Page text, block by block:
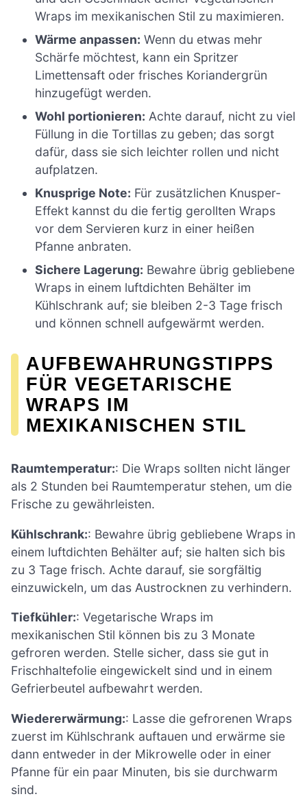
Wraps im mexikanischen Stil zu maximieren.
Wärme anpassen: Wenn du etwas mehr
Schärfe möchtest, kann ein Spritzer
Limettensaft oder frisches Koriandergrün
hinzugefügt werden.
Wohl portionieren: Achte darauf, nicht zu viel
Füllung in die Tortillas zu geben; das sorgt
dafür, dass sie sich leichter rollen und nicht
aufplatzen.
Knusprige Note: Für zusätzlichen Knusper-
Effekt kannst du die fertig gerollten Wraps
vor dem Servieren kurz in einer heißen
Pfanne anbraten.
Sichere Lagerung: Bewahre übrig gebliebene
Wraps in einem luftdichten Behälter im
Kühlschrank auf; sie bleiben 2-3 Tage frisch
und können schnell aufgewärmt werden.
AUFBEWAHRUNGSTIPPS
FÜR VEGETARISCHE
WRAPS IM
MEXIKANISCHEN STIL
Raumtemperatur:: Die Wraps sollten nicht länger
als 2 Stunden bei Raumtemperatur stehen, um die
Frische zu gewährleisten.
Kühlschrank:: Bewahre übrig gebliebene Wraps in
einem luftdichten Behälter auf; sie halten sich bis
zu 3 Tage frisch. Achte darauf, sie sorgfältig
einzuwickeln, um das Austrocknen zu verhindern.
Tiefkühler:: Vegetarische Wraps im
mexikanischen Stil können bis zu 3 Monate
gefroren werden. Stelle sicher, dass sie gut in
Frischhaltefolie eingewickelt sind und in einem
Gefrierbeutel aufbewahrt werden.
Wiedererwärmung:: Lasse die gefrorenen Wraps
zuerst im Kühlschrank auftauen und erwärme sie
dann entweder in der Mikrowelle oder in einer
Pfanne für ein paar Minuten, bis sie durchwarm
sind.